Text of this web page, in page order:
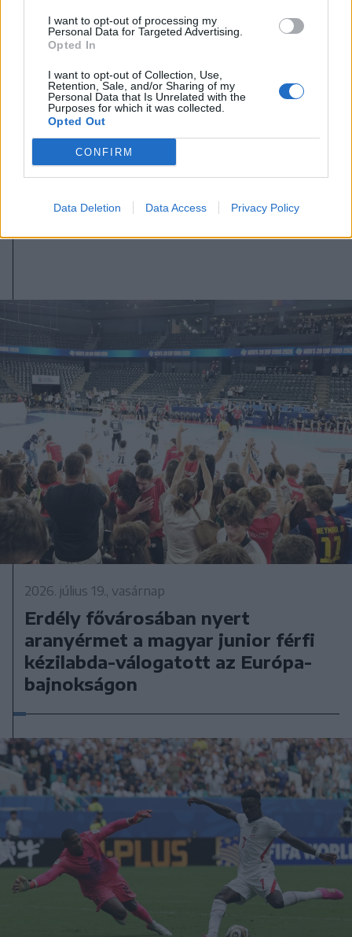
I want to opt-out of processing my
Personal Data for Targeted Advertising.
Opted In
I want to opt-out of Collection, Use,
Retention, Sale, and/or Sharing of my
Personal Data that Is Unrelated with the
Purposes for which it was collected.
Opted Out
CONFIRM
Data Deletion Data Access Privacy Policy
2026. július 20., hétfő
Labdarúgó-vb: Európába
„vándorolt” az aranyérem
2026. július 19., vasárnap
Erdély fővárosában nyert
aranyérmet a magyar junior férfi
kézilabda-válogatott az Európa-
bajnokságon